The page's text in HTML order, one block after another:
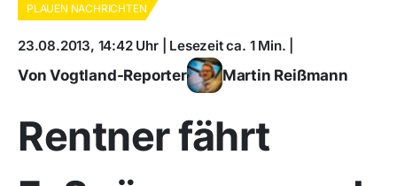
PLAUEN NACHRICHTEN
23.08.2013, 14:42 Uhr | Lesezeit ca. 1 Min. |
Von Vogtland-Reporter Martin Reißmann
Rentner fährt